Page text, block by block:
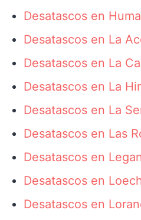
Desatascos en
Desatascos en La
Desatascos en La
Desatascos en La
Desatascos en La
Desatascos en Las
Desatascos en
Desatascos en
Desatascos en